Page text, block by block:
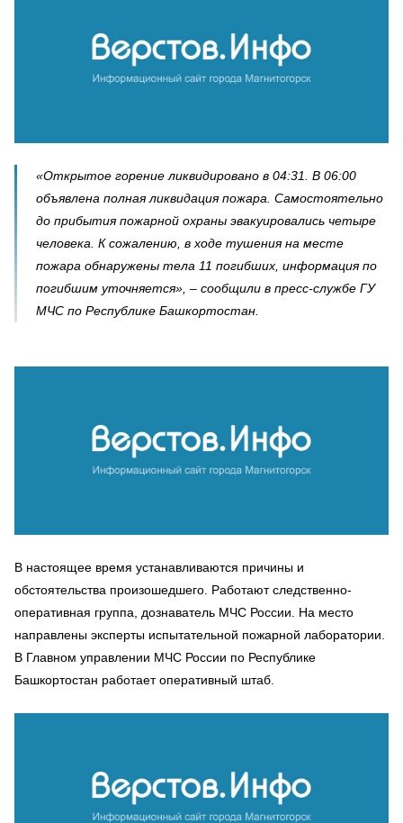
«Открытое горение ликвидировано в 04:31. В 06:00
объявлена полная ликвидация пожара. Самостоятельно
до прибытия пожарной охраны эвакуировались четыре
человека. К сожалению, в ходе тушения на месте
пожара обнаружены тела 11 погибших, информация по
погибшим уточняется», – сообщили в пресс-службе ГУ
МЧС по Республике Башкортостан.
В настоящее время устанавливаются причины и
обстоятельства произошедшего. Работают следственно-
оперативная группа, дознаватель МЧС России. На место
направлены эксперты испытательной пожарной лаборатории.
В Главном управлении МЧС России по Республике
Башкортостан работает оперативный штаб.